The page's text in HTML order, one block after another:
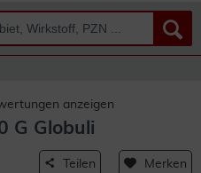
anzeigen
G Globuli
Teilen Merken